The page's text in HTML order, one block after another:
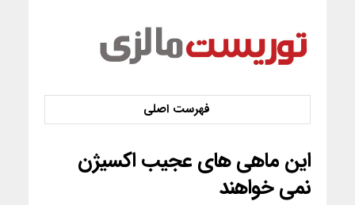
این ماهی های عجیب اکسیژن
نمی خواهند